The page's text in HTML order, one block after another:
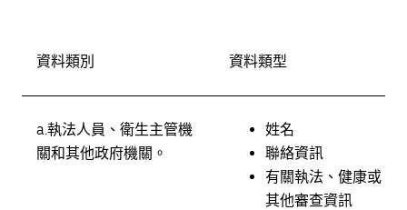
資料類別 資料類型
a. 執法人員、衛生主管機
關和其他政府機關。
姓名
聯絡資訊
有關執法、健康或
其他審查資訊